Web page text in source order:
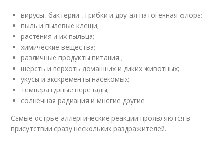
вирусы, бактерии , грибки и другая патогенная флора;
пыль и пылевые клещи;
растения и их пыльца;
химические вещества;
различные продукты питания ;
шерсть и перхоть домашних и диких животных;
укусы и экскременты насекомых;
температурные перепады;
солнечная радиация и многие другие.
Самые острые аллергические реакции проявляются в
присутствии сразу нескольких раздражителей.